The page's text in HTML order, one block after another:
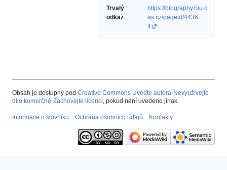
Trvalý
odkaz
https://biography.hiu.c
as.cz/pageid/4436
4
Obsah je dostupný pod Creative Commons Uveďte autora-Nevyužívejte
dílo komerčně-Zachovejte licenci, pokud není uvedeno jinak.
Informace o slovníku Ochrana osobních údajů Kontakty